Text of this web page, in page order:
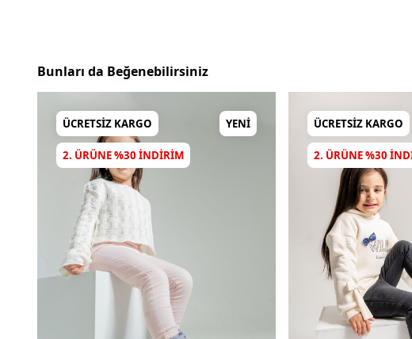
Bunları da Beğenebilirsiniz
ÜCRETSIZ KARGO YENI
2. ÜRÜNE %30 INDIRIM
ÜCRETSIZ KARGO
2. ÜRÜNE %30